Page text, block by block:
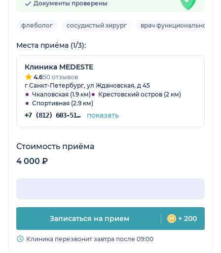
Документы проверены
флеболог сосудистый хирург врач функциональной
Места приёма (1/3):
Клиника MEDESTE
4.650 отзывов
г Санкт-Петербург, ул Ждановская, д 45
Чкаловская (1.9 км)
Крестовский остров (2 км)
Спортивная (2.9 км)
+7 (812) 603-51-37 показать
Стоимость приёма
4 000 ₽
Записаться на прием + 200
Клиника перезвонит завтра после 09:00